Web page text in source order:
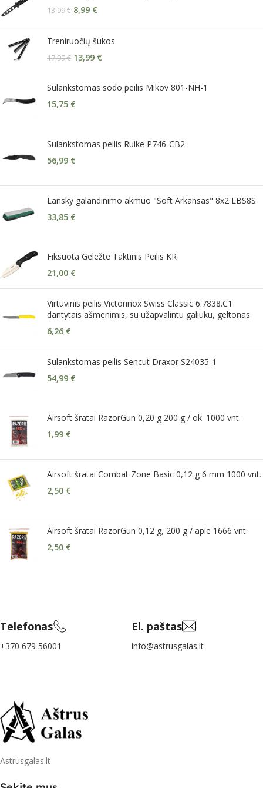
13,99€ 8,99 €
Treniruočių šukos
17,99€ 13,99 €
Sulankstomas sodo peilis Mikov 801-NH-1
15,75 €
Sulankstomas peilis Ruike P746-CB2
56,99 €
Lansky galandinimo akmuo "Soft Arkansas" 8x2 LBS8S
33,85 €
Fiksuota Geležte Taktinis Peilis KR
21,00 €
Virtuvinis peilis Victorinox Swiss Classic 6.7838.C1
dantytais ašmenimis, su užapvalintu galiuku, geltonas
6,26 €
Sulankstomas peilis Sencut Draxor S24035-1
54,99 €
Airsoft šratai RazorGun 0,20 g 200 g / ok. 1000 vnt.
1,99 €
Airsoft šratai Combat Zone Basic 0,12 g 6 mm 1000 vnt.
2,50 €
Airsoft šratai RazorGun 0,12 g, 200 g / apie 1666 vnt.
2,50 €
Telefonas
+370 679 56001
El. paštas
info@astrusgalas.lt
Astrusgalas.lt